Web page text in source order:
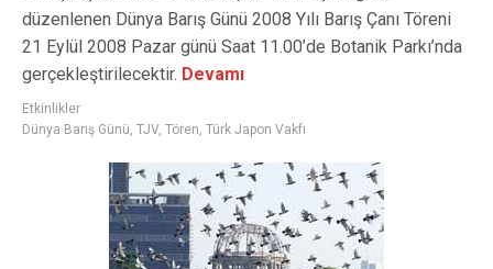
düzenlenen Dünya Barış Günü 2008 Yılı Barış Çanı Töreni
21 Eylül 2008 Pazar günü Saat 11.00’de Botanik Parkı’nda
gerçekleştirilecektir. Devamı
Etkinlikler
Dünya Barış Günü, TJV, Tören, Türk Japon Vakfı